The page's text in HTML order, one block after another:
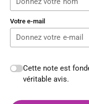
Votre e-mail
Cette note est
véritable avis.